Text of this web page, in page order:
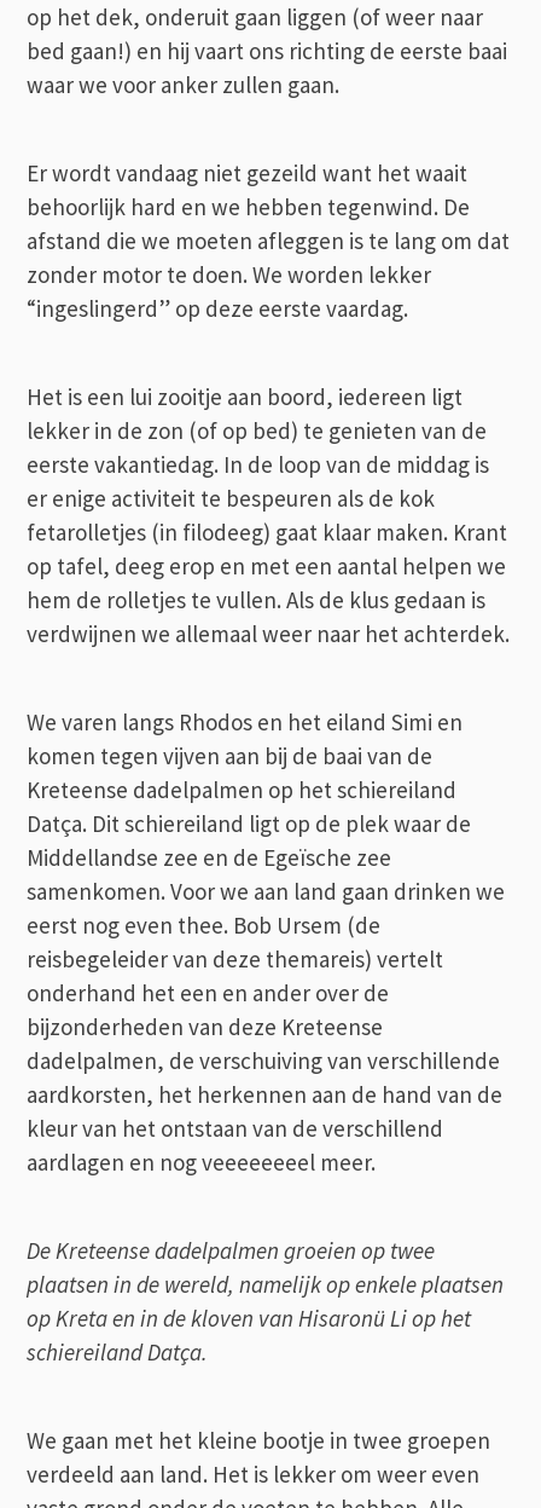
op het dek, onderuit gaan liggen (of weer naar
bed gaan!) en hij vaart ons richting de eerste baai
waar we voor anker zullen gaan.
Er wordt vandaag niet gezeild want het waait
behoorlijk hard en we hebben tegenwind. De
afstand die we moeten afleggen is te lang om dat
zonder motor te doen. We worden lekker
“ingeslingerd” op deze eerste vaardag.
Het is een lui zooitje aan boord, iedereen ligt
lekker in de zon (of op bed) te genieten van de
eerste vakantiedag. In de loop van de middag is
er enige activiteit te bespeuren als de kok
fetarolletjes (in filodeeg) gaat klaar maken. Krant
op tafel, deeg erop en met een aantal helpen we
hem de rolletjes te vullen. Als de klus gedaan is
verdwijnen we allemaal weer naar het achterdek.
We varen langs Rhodos en het eiland Simi en
komen tegen vijven aan bij de baai van de
Kreteense dadelpalmen op het schiereiland
Datça. Dit schiereiland ligt op de plek waar de
Middellandse zee en de Egeïsche zee
samenkomen. Voor we aan land gaan drinken we
eerst nog even thee. Bob Ursem (de
reisbegeleider van deze themareis) vertelt
onderhand het een en ander over de
bijzonderheden van deze Kreteense
dadelpalmen, de verschuiving van verschillende
aardkorsten, het herkennen aan de hand van de
kleur van het ontstaan van de verschillend
aardlagen en nog veeeeeeeel meer.
De Kreteense dadelpalmen groeien op twee
plaatsen in de wereld, namelijk op enkele plaatsen
op Kreta en in de kloven van Hisaronü Li op het
schiereiland Datça.
We gaan met het kleine bootje in twee groepen
verdeeld aan land. Het is lekker om weer even